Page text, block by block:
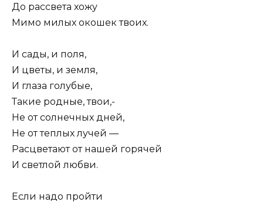
До рассвета хожу
Мимо милых окошек твоих.
И сады, и поля,
И цветы, и земля,
И глаза голубые,
Такие родные, твои,-
Не от солнечных дней,
Не от теплых лучей —
Расцветают от нашей горячей
И светлой любви.
Если надо пройти